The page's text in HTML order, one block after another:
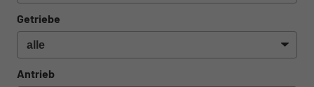
Getriebe
Antrieb